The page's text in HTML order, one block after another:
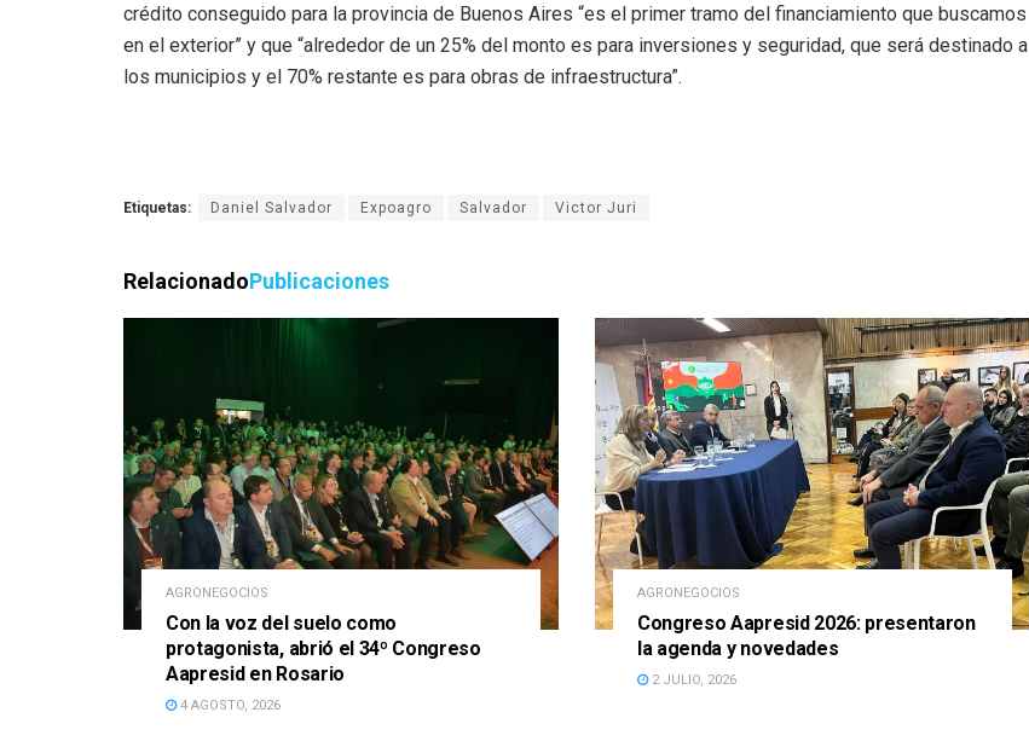
crédito conseguido para la provincia de Buenos Aires “es el primer tramo del financiamiento que buscamos
en el exterior” y que “alrededor de un 25% del monto es para inversiones y seguridad, que será destinado a
los municipios y el 70% restante es para obras de infraestructura”.
Etiquetas: Daniel Salvador Expoagro Salvador Victor Juri
RelacionadoPublicaciones
AGRONEGOCIOS
Con la voz del suelo como
protagonista, abrió el 34º Congreso
Aapresid en Rosario
4 AGOSTO, 2026
AGRONEGOCIOS
Congreso Aapresid 2026: presentaron
la agenda y novedades
2 JULIO, 2026